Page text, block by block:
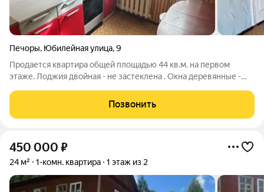
Печоры, Юбилейная улица,9
Продается квартира общей площадью 44 кв.м. на первом
этаже. Лоджия двойная - не застеклена . Окна деревянные -
состояние хорошее. Комнаты в квартиры проходные. На кухне
остается гарнитур кухонный.
Позвонить
450 000 ₽
24 м² 1-комн. квартира 1 этаж из 2